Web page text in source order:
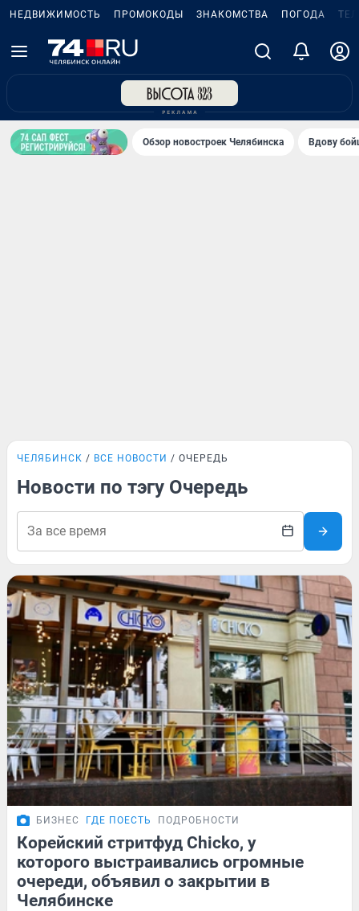
НЕДВИЖИМОСТЬ ПРОМОКОДЫ ЗНАКОМСТВА ПОГОДА
Обзор новостроек Челябинска Вдову
ЧЕЛЯБИНСК ВСЕ НОВОСТИ ОЧЕРЕДЬ
Новости по тэгу Очередь
БИЗНЕС ГДЕ ПОЕСТЬ ПОДРОБНОСТИ
Корейский стритфуд Chicko, у
которого выстраивались огромные
очереди, объявил о закрытии в
Челябинске